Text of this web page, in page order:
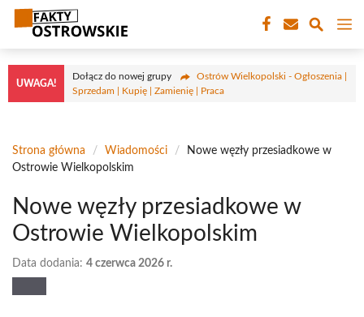
Przejdź
treści
UWAGA!
Dołącz do nowej grupy
Ostrów Wielkopolski - Ogłoszenia |
Sprzedam | Kupię | Zamienię | Praca
Strona główna / Wiadomości /
Nowe węzły przesiadkowe w
Ostrowie Wielkopolskim
Nowe węzły przesiadkowe w
Ostrowie Wielkopolskim
Data dodania: 4 czerwca 2026 r.